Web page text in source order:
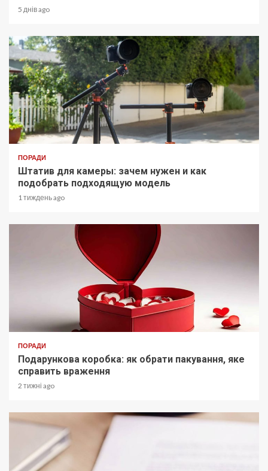
5 днів ago
ПОРАДИ
Штатив для камеры: зачем нужен и как
подобрать подходящую модель
1 тиждень ago
ПОРАДИ
Подарункова коробка: як обрати пакування, яке
справить враження
2 тижні ago